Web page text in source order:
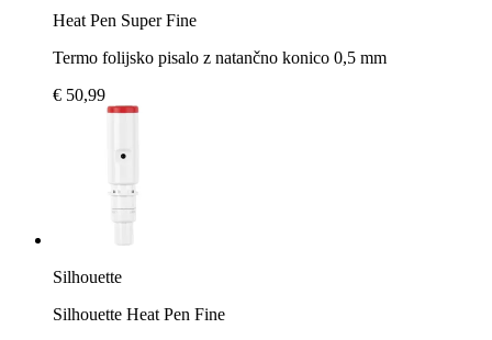
Heat Pen Super Fine
Termo folijsko pisalo z natančno konico 0,5 mm
€ 50,99
Silhouette
Silhouette Heat Pen Fine